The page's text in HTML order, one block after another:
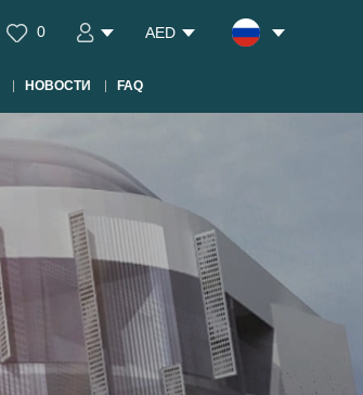
0 AED
НОВОСТИ FAQ